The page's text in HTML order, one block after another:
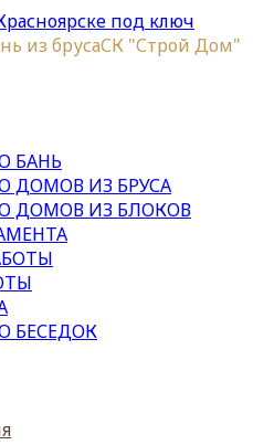
из брусаСК "Строй Дом"
БАНЬ
ДОМОВ ИЗ БРУСА
ДОМОВ ИЗ БЛОКОВ
БЕСЕДОК